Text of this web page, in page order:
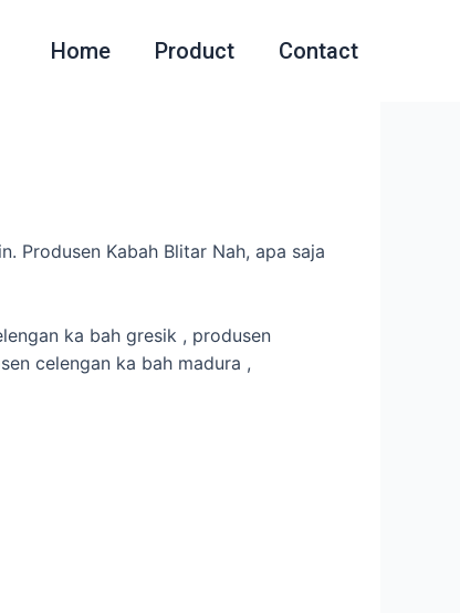
Home Product Contact
Produsen Kabah Blitar Nah, apa saja
ka bah gresik , produsen
celengan ka bah madura ,